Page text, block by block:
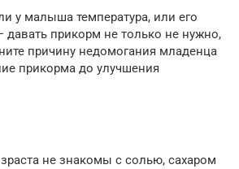
у малыша температура, или его
давать прикорм не только не нужно,
причину недомогания младенца
прикорма до улучшения
не знакомы с солью, сахаром